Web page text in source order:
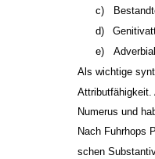
c)
d)
e)
Als wichtige
Attributfähigkeit.
Numerus und
Nach Fuhrhops
schen